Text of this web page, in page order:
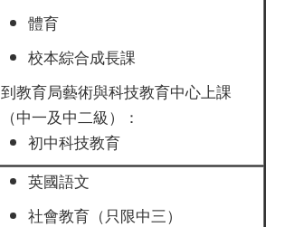
體育
校本綜合成長課
到教育局藝術與科技教育中心上課
（中一及中二級）：
初中科技教育
英國語文
社會教育（只限中三）